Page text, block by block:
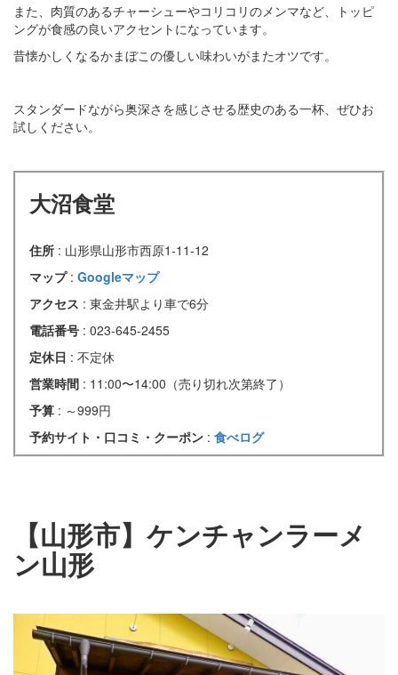
また、肉質のあるチャーシューやコリコリのメンマなど、トッピ
ングが食感の良いアクセントになっています。
昔懐かしくなるかまぼこの優しい味わいがまたオツです。
スタンダードながら奥深さを感じさせる歴史のある一杯、ぜひお
試しください。
大沼食堂
住所 : 山形県山形市西原1-11-12
マップ : Googleマップ
アクセス : 東金井駅より車で6分
電話番号 : 023-645-2455
定休日 : 不定休
営業時間 : 11:00〜14:00（売り切れ次第終了）
予算 : ～999円
予約サイト・口コミ・クーポン : 食べログ
【山形市】ケンチャンラーメ
ン山形